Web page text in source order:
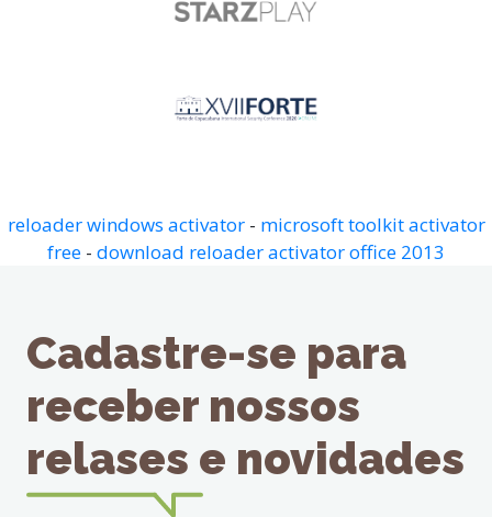
reloader windows activator- microsoft toolkit activator
free - download reloader activator office 2013
Cadastre-se para
receber nossos
relases e novidades